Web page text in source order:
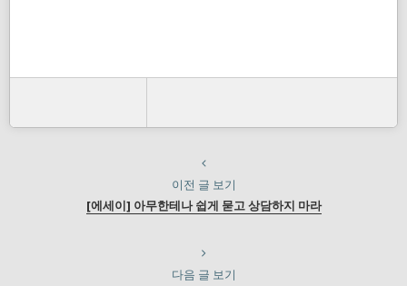
이전 글 보기
[에세이] 아무한테나 쉽게 묻고 상담하지 마라
다음 글 보기